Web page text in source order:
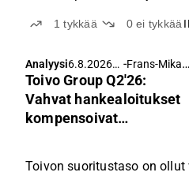
sijoitusperusteet, riskit ja
puolustusvälineiden,
puolustusviestinnän sekä
kuulonsuojauksen aloilla.
1tykkää 0ei tykkää
Analyysi6.8.2026
klo 6.28
- Frans-Mikael Rostedt
Toivo Group Q2'26:
Vahvat hankealoitukset
kompensoivat
Toivon suoritustaso on ollut